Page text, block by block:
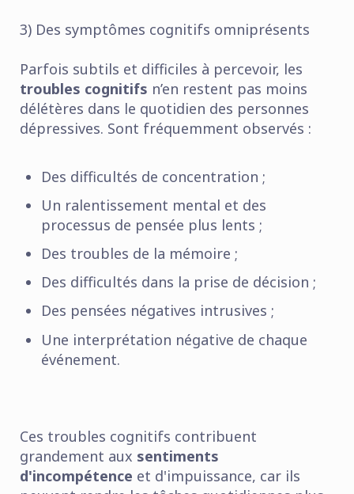
3) Des symptômes cognitifs omniprésents
Parfois subtils et difficiles à percevoir, les
troubles cognitifs n’en restent pas moins
délétères dans le quotidien des personnes
dépressives. Sont fréquemment observés :
Des difficultés de concentration ;
Un ralentissement mental et des
processus de pensée plus lents ;
Des troubles de la mémoire ;
Des difficultés dans la prise de décision ;
Des pensées négatives intrusives ;
Une interprétation négative de chaque
événement.
Ces troubles cognitifs contribuent
grandement aux sentiments
d'incompétence et d'impuissance, car ils